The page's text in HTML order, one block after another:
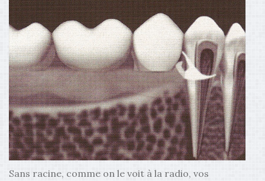
Sans racine, comme on le voit à la radio, vos